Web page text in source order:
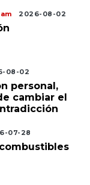
2026-08-02
08-02
personal,
cambiar el
07-28